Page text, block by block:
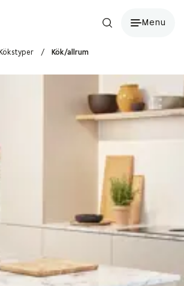
Menu
Kökstyper / Kök/allrum